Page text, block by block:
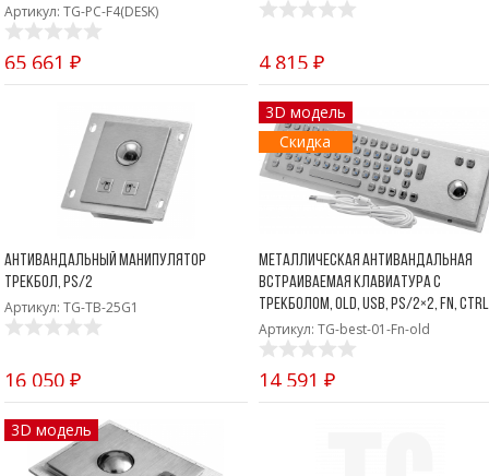
Артикул: TG-PC-F4(DESK)
65 661 ₽ 4 815 ₽
Антивандальный манипулятор
трекбол, PS/2
Артикул: TG-TB-25G1
16 050 ₽
3D модель
Скидка
Металлическая антивандальная
встраиваемая клавиатура с
трекболом, old, USB, PS/2×2, Fn, Ctrl
Артикул: TG-best-01-Fn-old
14 591 ₽
3D модель